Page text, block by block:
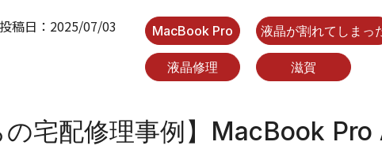
投稿日： 2025/07/03 MacBook Pro 液晶が割れてしまっ
液晶修理 滋賀
の宅配修理事例】MacBook